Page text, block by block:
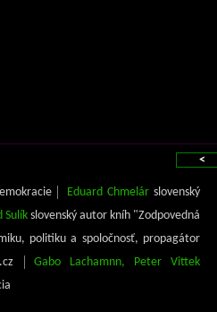
<
Eduard Chmelár slovenský
Sulíkslovenský autor kníh "Zodpovedná
politiku a spoločnosť, propagátor
Gabo Lachamnn, Peter Vittek